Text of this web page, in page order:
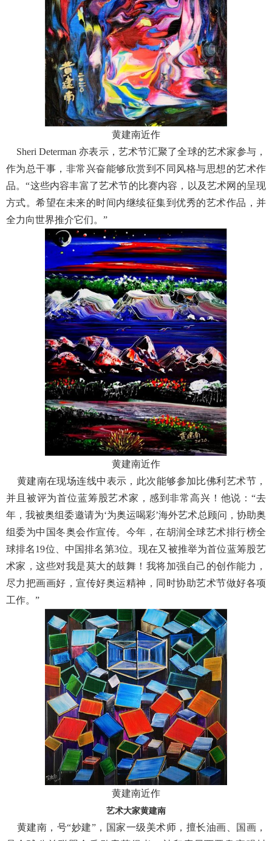
黄建南近作
Sheri Determan 亦表示，艺术节汇聚了全球的艺术家参与，
作为总干事，非常兴奋能够欣赏到不同风格与思想的艺术作
品。“这些内容丰富了艺术节的比赛内容，以及艺术网的呈现
方式。希望在未来的时间内继续征集到优秀的艺术作品，并
全力向世界推介它们。”
黄建南近作
黄建南在现场连线中表示，此次能够参加比佛利艺术节，
并且被评为首位蓝筹股艺术家，感到非常高兴！他说：“去
年，我被奥组委邀请为‘为奥运喝彩’海外艺术总顾问，协助奥
组委为中国冬奥会作宣传。今年，在胡润全球艺术排行榜全
球排名19位、中国排名第3位。现在又被推举为首位蓝筹股艺
术家，这些对我是莫大的鼓舞！我将加强自己的创作能力，
尽力把画画好，宣传好奥运精神，同时协助艺术节做好各项
工作。”
黄建南近作
艺术大家黄建南
黄建南，号“妙建”，国家一级美术师，擅长油画、国画，